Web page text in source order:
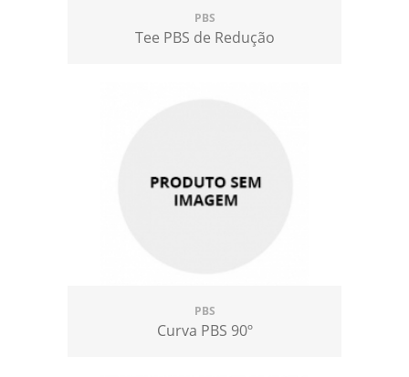
PBS
Tee PBS de Redução
PBS
Curva PBS 90º